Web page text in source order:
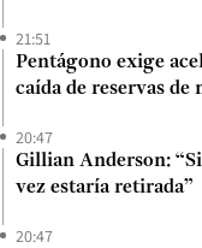
21:51
Pentágono exige
caída de reservas de
20:47
Gillian Anderson:
vez estaría retirada”
20:47